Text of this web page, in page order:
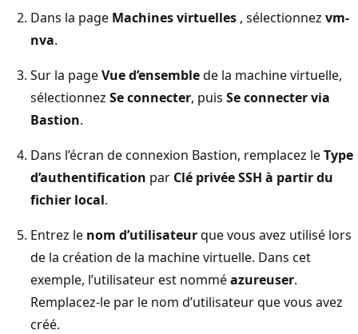
Dans la page Machines virtuelles , sélectionnez vm-
nva.
Sur la pageVue d’ensemblede la machine virtuelle,
sélectionnez Se connecter, puis Se connecter via
Bastion.
Dans l’écran de connexion Bastion, remplacez leType
d’authentification par Clé privée SSH à partir du
fichier local.
Entrez le nom d’utilisateurque vous avez utilisé lors
de la création de la machine virtuelle. Dans cet
exemple, l’utilisateur est nomméazureuser.
Remplacez-le par le nom d’utilisateur que vous avez
créé.